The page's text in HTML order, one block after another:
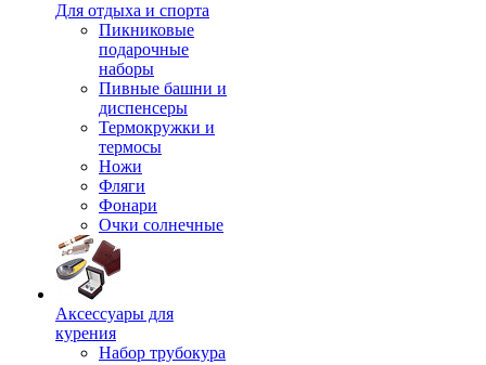
Для отдыха и спорта
Пикниковые
подарочные
наборы
Пивные башни и
диспенсеры
Термокружки и
термосы
Ножи
Фляги
Фонари
Очки солнечные
Аксессуары для
курения
Набор трубокура